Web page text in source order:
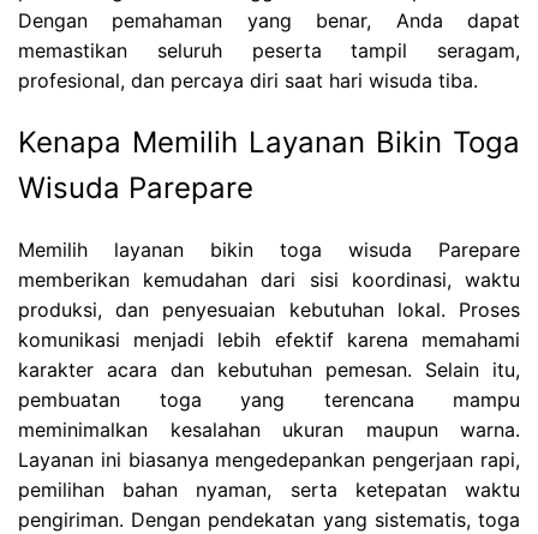
Dengan pemahaman yang benar, Anda dapat
memastikan seluruh peserta tampil seragam,
profesional, dan percaya diri saat hari wisuda tiba.
Kenapa Memilih Layanan Bikin Toga
Wisuda Parepare
Memilih layanan bikin toga wisuda Parepare
memberikan kemudahan dari sisi koordinasi, waktu
produksi, dan penyesuaian kebutuhan lokal. Proses
komunikasi menjadi lebih efektif karena memahami
karakter acara dan kebutuhan pemesan. Selain itu,
pembuatan toga yang terencana mampu
meminimalkan kesalahan ukuran maupun warna.
Layanan ini biasanya mengedepankan pengerjaan rapi,
pemilihan bahan nyaman, serta ketepatan waktu
pengiriman. Dengan pendekatan yang sistematis, toga